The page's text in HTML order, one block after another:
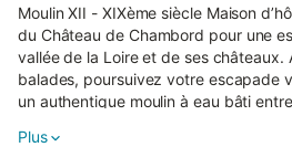
Moulin XII - XIXème siècle Maison
du Château de Chambord pour une
vallée de la Loire et de ses châteaux. Après vos visites ou vos
balades, poursuivez votre escapade
un authentique moulin à eau bâti
Plus